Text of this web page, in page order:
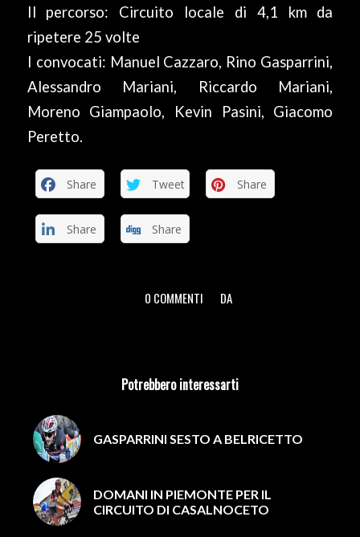
Il percorso: Circuito locale di 4,1 km da
ripetere 25 volte
I convocati: Manuel Cazzaro, Rino Gasparrini,
Alessandro Mariani, Riccardo Mariani,
Moreno Giampaolo, Kevin Pasini, Giacomo
Peretto.
Share Tweet Share
Share Share
0 COMMENTI
/ DA
Potrebbero interessarti
GASPARRINI SESTO A BELRICETTO
DOMANI IN PIEMONTE PER IL
CIRCUITO DI CASALNOCETO